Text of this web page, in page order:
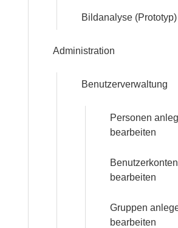
Bildanalyse (Prototyp)
Administration
Benutzerverwaltung
Personen
bearbeiten
bearbeiten
Gruppen
bearbeiten